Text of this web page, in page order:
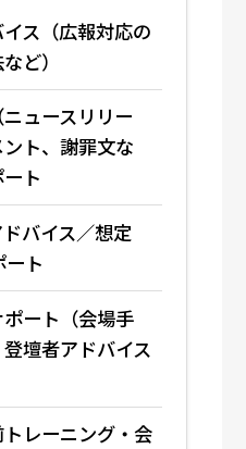
ス（広報対応の
ど）
ュースリリー
ト、謝罪文な
ト
バイス／想定
ト
ート（会場手
壇者アドバイス
レーニング・会